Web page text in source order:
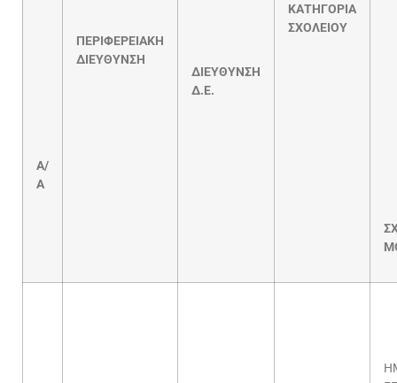
Α/
Α
ΠΕΡΙΦΕΡΕΙΑΚΗ
ΔΙΕΥΘΥΝΣΗ
ΔΙΕΥΘΥΝΣΗ
Δ.Ε.
ΚΑΤΗΓΟΡΙΑ
ΣΧΟΛΕΙΟΥ